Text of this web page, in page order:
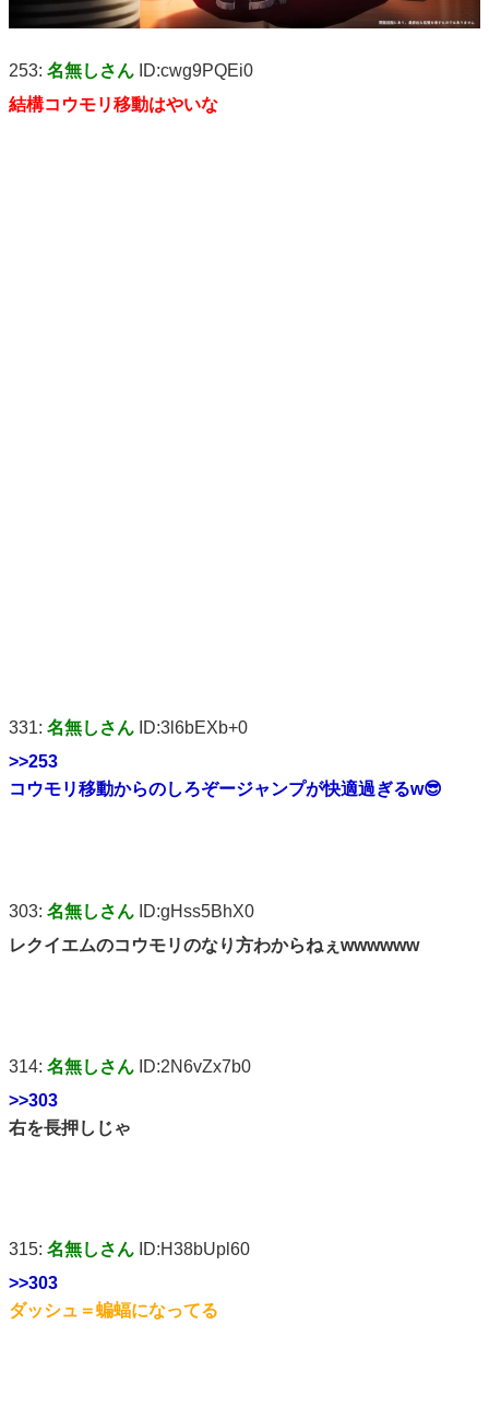
253: 名無しさん ID:cwg9PQEi0
結構コウモリ移動はやいな
331: 名無しさん ID:3l6bEXb+0
>>253
コウモリ移動からのしろぞージャンプが快適過ぎるw😎
303: 名無しさん ID:gHss5BhX0
レクイエムのコウモリのなり方わからねぇwwwwww
314: 名無しさん ID:2N6vZx7b0
>>303
右を長押しじゃ
315: 名無しさん ID:H38bUpl60
>>303
ダッシュ＝蝙蝠になってる